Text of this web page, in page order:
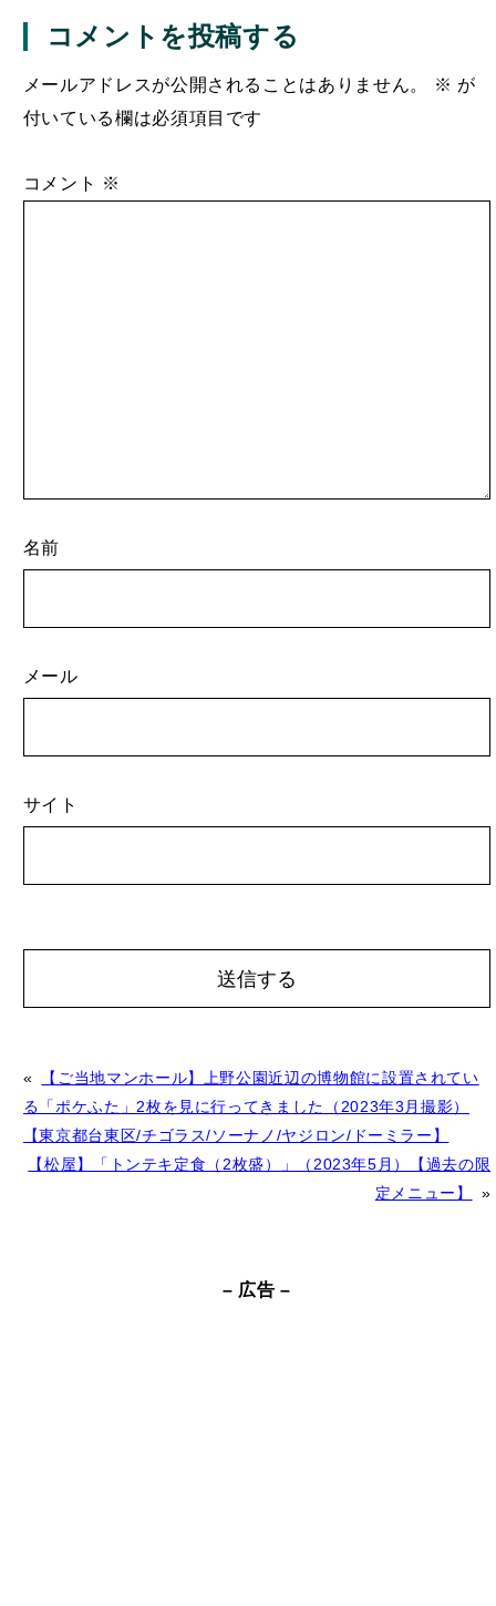
コメントを投稿する
メールアドレスが公開されることはありません。 ※ が
付いている欄は必須項目です
コメント ※
名前
メール
サイト
«
【ご当地マンホール】上野公園近辺の博物館に設置されてい
る「ポケふた」2枚を見に行ってきました（2023年3月撮影）
【東京都台東区/チゴラス/ソーナノ/ヤジロン/ドーミラー】
【松屋】「トンテキ定食（2枚盛）」（2023年5月）【過去の限
定メニュー】
»
– 広告 –